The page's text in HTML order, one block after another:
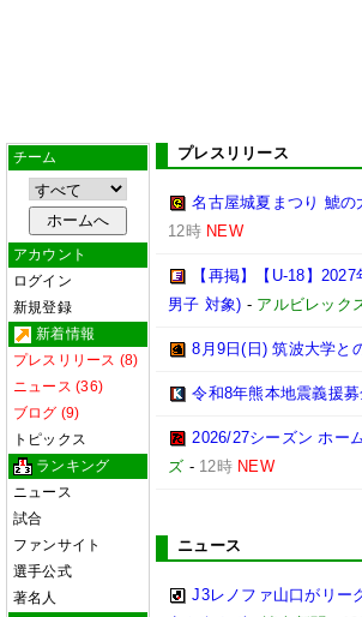
チーム
アカウント
ログイン
新規登録
新着情報
プレスリリース (8)
ニュース (36)
ブログ (9)
トピックス
ランキング
ニュース
試合
ファンサイト
選手公式
著名人
プレスリリース
名古屋城夏まつり 鯱
12時 NEW
【再掲】【U-18】
男子 対象) - アルビレック
8月9日(日) 筑波大学と
令和8年熊本地震義援
2026/27シーズン ホー
ズ - 12時 NEW
ニュース
J3レノファ山口がリー